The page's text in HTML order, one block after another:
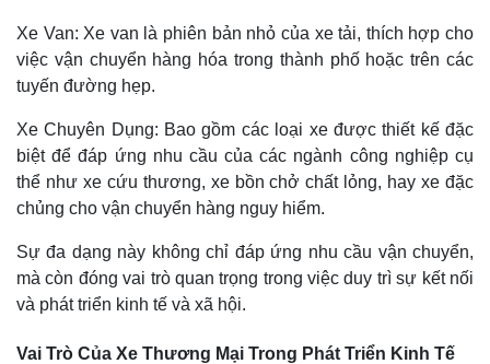
Xe Van: Xe van là phiên bản nhỏ của xe tải, thích hợp cho
việc vận chuyển hàng hóa trong thành phố hoặc trên các
tuyến đường hẹp.
Xe Chuyên Dụng: Bao gồm các loại xe được thiết kế đặc
biệt để đáp ứng nhu cầu của các ngành công nghiệp cụ
thể như xe cứu thương, xe bồn chở chất lỏng, hay xe đặc
chủng cho vận chuyển hàng nguy hiểm.
Sự đa dạng này không chỉ đáp ứng nhu cầu vận chuyển,
mà còn đóng vai trò quan trọng trong việc duy trì sự kết nối
và phát triển kinh tế và xã hội.
Vai Trò Của Xe Thương Mại Trong Phát Triển Kinh Tế